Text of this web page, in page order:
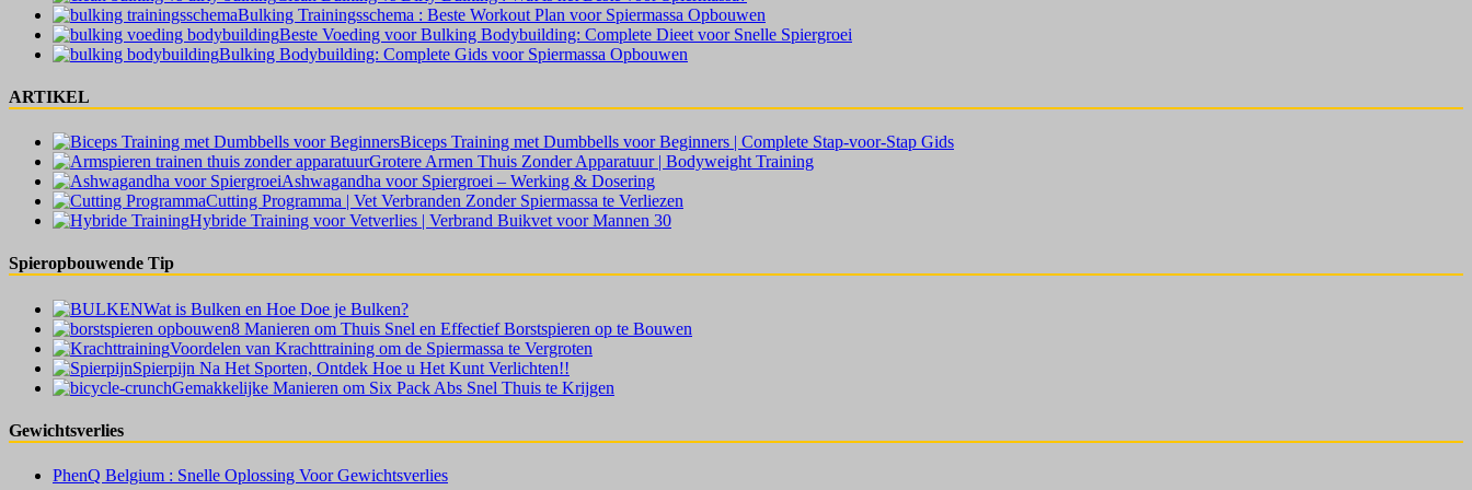
Bulking Trainingsschema : Beste Workout Plan voor Spiermassa Opbouwen
Beste Voeding voor Bulking Bodybuilding: Complete Dieet voor Snelle Spiergroei
Bulking Bodybuilding: Complete Gids voor Spiermassa Opbouwen
ARTIKEL
Biceps Training met Dumbbells voor Beginners | Complete Stap-voor-Stap Gids
Grotere Armen Thuis Zonder Apparatuur | Bodyweight Training
Ashwagandha voor Spiergroei – Werking & Dosering
Cutting Programma | Vet Verbranden Zonder Spiermassa te Verliezen
Hybride Training voor Vetverlies | Verbrand Buikvet voor Mannen 30
Spieropbouwende Tip
Wat is Bulken en Hoe Doe je Bulken?
8 Manieren om Thuis Snel en Effectief Borstspieren op te Bouwen
Voordelen van Krachttraining om de Spiermassa te Vergroten
Spierpijn Na Het Sporten, Ontdek Hoe u Het Kunt Verlichten!!
Gemakkelijke Manieren om Six Pack Abs Snel Thuis te Krijgen
Gewichtsverlies
PhenQ Belgium : Snelle Oplossing Voor Gewichtsverlies